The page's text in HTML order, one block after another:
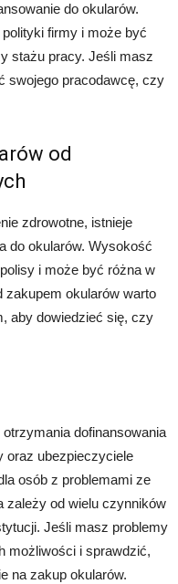
do okularów.
firmy i może być
stażu pracy. Jeśli masz
swojego pracodawcę, czy
od
zdrowotne, istnieje
do okularów. Wysokość
i może być różna w
zakupem okularów warto
aby dowiedzieć się, czy
dofinansowania
oraz ubezpieczyciele
osób z problemami ze
zależy od wielu czynników
Jeśli masz problemy
możliwości i sprawdzić,
na zakup okularów.